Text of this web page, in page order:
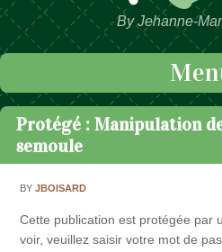
By Jehanne-
Passer au contenu
Protégé : Manipulation
semoule
BYJBOISARD
Cette publication est protégée par
voir, veuillez saisir votre mot de